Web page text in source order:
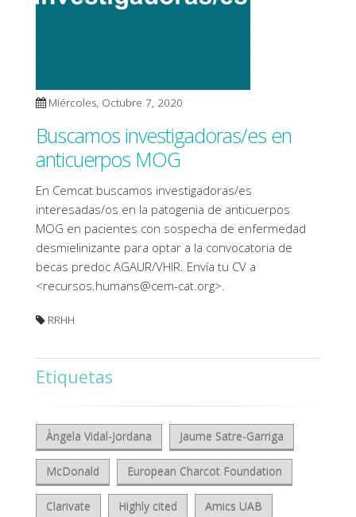
Miércoles, Octubre 7, 2020
Buscamos investigadoras/es en
anticuerpos MOG
En Cemcat buscamos investigadoras/es
interesadas/os en la patogenia de anticuerpos
MOG en pacientes con sospecha de enfermedad
desmielinizante para optar a la convocatoria de
becas predoc AGAUR/VHIR. Envía tu CV a
<recursos.humans@cem-cat.org>.
RRHH
Etiquetas
Àngela Vidal-Jordana Jaume Satre-Garriga
McDonald European Charcot Foundation
Clarivate Highly cited Amics UAB